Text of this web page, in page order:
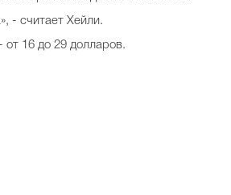
- считает Хейли.
16 до 29 долларов.